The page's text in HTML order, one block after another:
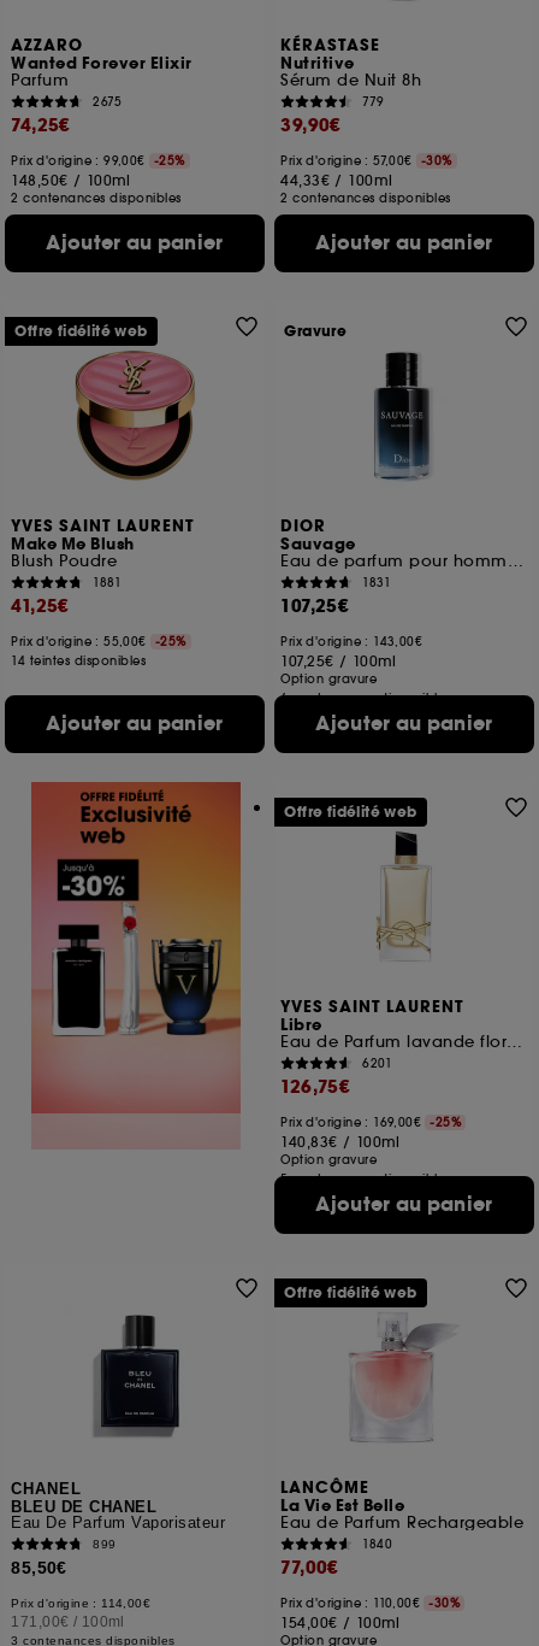
AZZARO
Wanted Forever Elixir
Parfum
2675
74,25€
Prix d'origine : 99,00€ -25%
148,50€ / 100ml
2 contenances disponibles
Ajouter au panier
KÉRASTASE
Nutritive
Sérum de Nuit 8h
779
39,90€
Prix d'origine : 57,00€ -30%
44,33€ / 100ml
2 contenances disponibles
Ajouter au panier
YVES SAINT LAURENT
Make Me Blush
Blush Poudre
1881
41,25€
Prix d'origine : 55,00€
-25%
14 teintes disponibles
Ajouter au panier
Offre fidélité web
DIOR
Sauvage
Eau de parfum pour homme notes épicées et d'absolu vanille
1831
107,25€
Prix d'origine : 143,00€
107,25€ / 100ml
Option gravure
6 contenances disponibles
Ajouter au panier
Gravure
YVES SAINT LAURENT
Libre
Eau de Parfum lavande florale rechargeable pour femme
6201
126,75€
Prix d'origine : 169,00€ -25%
140,83€ / 100ml
Option gravure
5 contenances disponibles
Ajouter au panier
Offre fidélité web
CHANEL
BLEU DE CHANEL
Eau De Parfum Vaporisateur
899
85,50€
Prix d'origine : 114,00€
171,00€ / 100ml
3 contenances disponibles
LANCÔME
La Vie Est Belle
Eau de Parfum Rechargeable
1840
77,00€
Prix d'origine : 110,00€ -30%
154,00€ / 100ml
Option gravure
Offre fidélité web